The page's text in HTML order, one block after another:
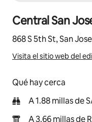
Central San
868 S 5th St, San
Visita el sitio web del
Qué hay cerca
A 1.88 millas de
A 3.66 millas de